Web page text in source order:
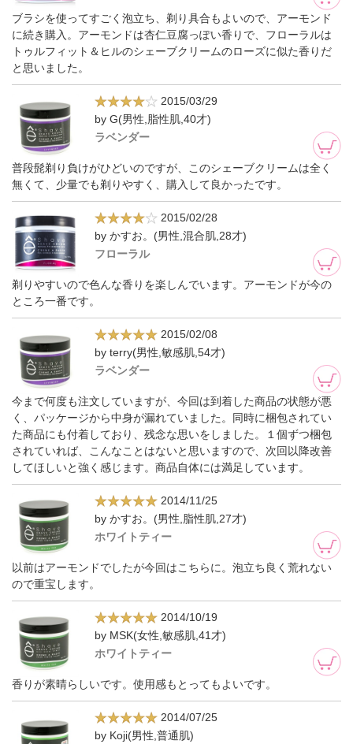
ブラシを使ってすごく泡立ち、剃り具合もよいので、アーモンド
に続き購入。アーモンドは杏仁豆腐っぽい香りで、フローラルは
トゥルフィット＆ヒルのシェーブクリームのローズに似た香りだ
と思いました。
2015/03/29
by G(男性,脂性肌,40才)
ラベンダー
普段髭剃り負けがひどいのですが、このシェーブクリームは全く
無くて、少量でも剃りやすく、購入して良かったです。
2015/02/28
by かすお。(男性,混合肌,28才)
フローラル
剃りやすいので色んな香りを楽しんでいます。アーモンドが今の
ところ一番です。
2015/02/08
by terry(男性,敏感肌,54才)
ラベンダー
今まで何度も注文していますが、今回は到着した商品の状態が悪
く、パッケージから中身が漏れていました。同時に梱包されてい
た商品にも付着しており、残念な思いをしました。１個ずつ梱包
されていれば、こんなことはないと思いますので、次回以降改善
してほしいと強く感じます。商品自体には満足しています。
2014/11/25
by かすお。(男性,脂性肌,27才)
ホワイトティー
以前はアーモンドでしたが今回はこちらに。泡立ち良く荒れない
ので重宝します。
2014/10/19
by MSK(女性,敏感肌,41才)
ホワイトティー
香りが素晴らしいです。使用感もとってもよいです。
2014/07/25
by Koji(男性,普通肌)